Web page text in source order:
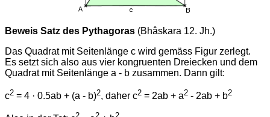
Beweis Satz des Pythagoras (Bhâskara 12. Jh.)
Das Quadrat mit Seitenlänge c wird gemäss Figur zerlegt.
Es setzt sich also aus vier kongruenten Dreiecken und dem
Quadrat mit Seitenlänge a - b zusammen. Dann gilt:
c2 = 4 · 0.5ab + (a - b)2, daher c2 = 2ab + a2 - 2ab + b2